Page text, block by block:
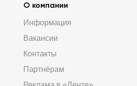
О компании
Информация
Вакансии
Контакты
Партнёрам